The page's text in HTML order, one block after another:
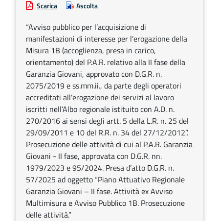
Scarica Ascolta
“Avviso pubblico per l’acquisizione di
manifestazioni di interesse per l’erogazione della
Misura 1B (accoglienza, presa in carico,
orientamento) del P.A.R. relativo alla II fase della
Garanzia Giovani, approvato con D.G.R. n.
2075/2019 e ss.mm.ii., da parte degli operatori
accreditati all’erogazione dei servizi al lavoro
iscritti nell’Albo regionale istituito con A.D. n.
270/2016 ai sensi degli artt. 5 della L.R. n. 25 del
29/09/2011 e 10 del R.R. n. 34 del 27/12/2012”.
Prosecuzione delle attività di cui al P.A.R. Garanzia
Giovani - II fase, approvata con D.G.R. nn.
1979/2023 e 95/2024. Presa d’atto D.G.R. n.
57/2025 ad oggetto “Piano Attuativo Regionale
Garanzia Giovani – II fase. Attività ex Avviso
Multimisura e Avviso Pubblico 1B. Prosecuzione
delle attività.”